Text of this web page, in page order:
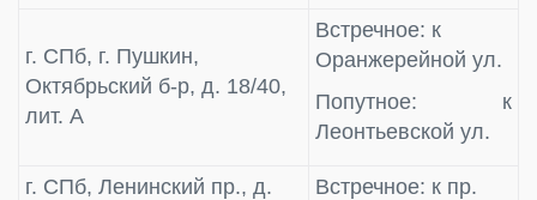
г. СПб, г. Пушкин,
Октябрьский б-р, д. 18/40,
лит. А
Встречное: к
Оранжерейной ул.
Попутное: к
Леонтьевской ул.
г. СПб, Ленинский пр., д.
Встречное: к пр.